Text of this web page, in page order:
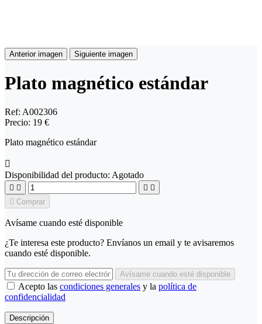
Anterior imagen Siguiente imagen
Plato magnético estándar
Ref: A002306
Precio: 19 €
Plato magnético estándar

Disponibilidad del producto: Agotado
   
 Comprar
Avísame cuando esté disponible
¿Te interesa este producto? Envíanos un email y te avisaremos
cuando esté disponible.
Avísame cuando esté disponible
Acepto las condiciones generales y la política de
confidencialidad
Descripción